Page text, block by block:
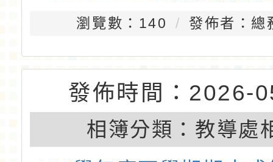
發佈時間：2026-
相簿分類：總務處